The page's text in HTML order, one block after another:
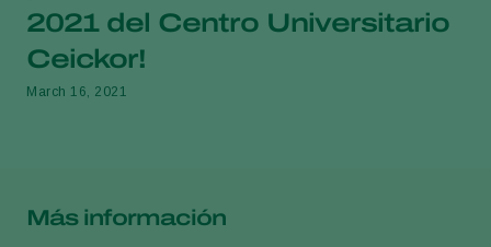
2021 del Centro Universitario
Ceickor!
March 16, 2021
Más información